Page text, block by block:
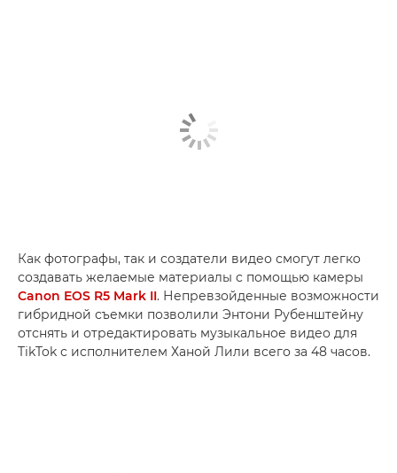
Как фотографы, так и создатели видео смогут легко
создавать желаемые материалы с помощью камеры
Canon EOS R5 Mark II. Непревзойденные возможности
гибридной съемки позволили Энтони Рубенштейну
отснять и отредактировать музыкальное видео для
TikTok с исполнителем Ханой Лили всего за 48 часов.